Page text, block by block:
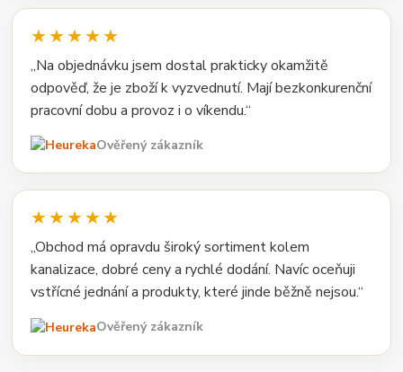
★★★★★
„Na objednávku jsem dostal prakticky okamžitě
odpověď, že je zboží k vyzvednutí. Mají bezkonkurenční
pracovní dobu a provoz i o víkendu.“
Ověřený zákazník
★★★★★
„Obchod má opravdu široký sortiment kolem
kanalizace, dobré ceny a rychlé dodání. Navíc oceňuji
vstřícné jednání a produkty, které jinde běžně nejsou.“
Ověřený zákazník